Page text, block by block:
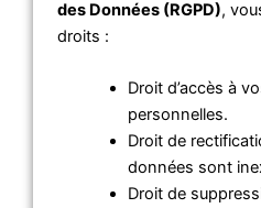
des Données (RGPD),
droits :
Droit d’accès à
personnelles.
Droit de
données sont
Droit de